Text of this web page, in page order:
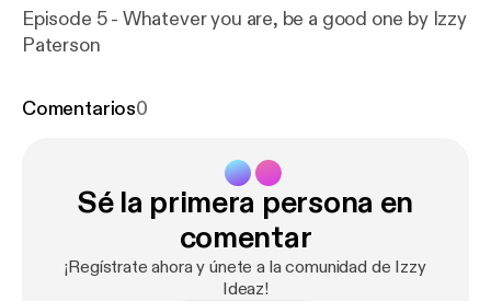
Episode 5 - Whatever you are, be a good one by Izzy
Paterson
Comentarios0
Sé la primera persona en
comentar
¡Regístrate ahora y únete a la comunidad de Izzy
Ideaz!